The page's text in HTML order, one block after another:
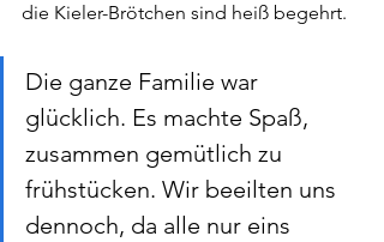
die Kieler-Brötchen sind heiß begehrt.
Die ganze Familie war
glücklich. Es machte Spaß,
zusammen gemütlich zu
frühstücken. Wir beeilten uns
dennoch, da alle nur eins